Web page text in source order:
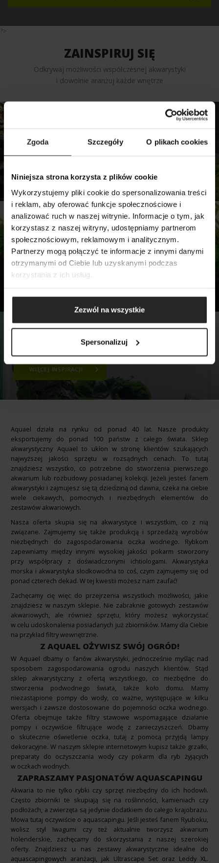
Zgoda Szczegóły O plikach cookies
Niniejsza strona korzysta z plików cookie
Wykorzystujemy pliki cookie do spersonalizowania treści
i reklam, aby oferować funkcje społecznościowe i
analizować ruch w naszej witrynie. Informacje o tym, jak
korzystasz z naszej witryny, udostępniamy partnerom
społecznościowym, reklamowym i analitycznym.
Partnerzy mogą połączyć te informacje z innymi danymi
otrzymanymi od Ciebie lub uzyskanymi podczas
korzystania z ich usług.
Zezwól na wszystkie
Spersonalizuj
?>
ZAINSPIRUJ SIĘ
Odkrywaj możliwości współczesnej akwarystyki
i dowolnie aranżuj każde wnętrze
ciekawy sposób dekoracji wnętrza
MCHARIUM
Niesamowity efekt gwarantowany.
Stwórz oryginalną aranżację
akwariową
INSPIRACJE
Wyjątkowa aranżacja akwarium!
WIĘCEJ INSPIRACJI
Aquael działa na rynku od ponad 40 lat. Nasze produkty
eksportujemy do ponad 100 państw z całego świata. Sklep
akwarystyczny Aquael to ukłon w stronę klientów szukających
najwyższej jakości sprzętu w rozsądnych cenach. To tutaj
znajdziesz wszystko, co potrzebne do stworzenia pierwszego
akwarium lub rozbudowy posiadanej kolekcji. Jeżeli jesteś fanem
akwarystyki i zajmujesz się tą dziedziną od dawna, czeka na ciebie
wiele ciekawych, pomocnych i niezbędnych elementów do
zestawów akwariowych.
Nasza oferta skupia się na akwarystyce i wszystkim, co z nią
związane. Zajmujemy się także produkcją i sprzedażą wyrobów
niezbędnych do zagospodarowania oczka wodnego. Rybkom
zapewniamy między innymi wysokiej jakości pokarm stworzony
przy współpracy z doświadczonymi ichtiologami. Akwarystyka
morska i akwarystyka słodkowodna to coś, czym zajmujemy się od
ponad czterech dekad. W tej kwestii możesz nam zaufać!
Zachęcamy cię więc do przejrzenia wszystkich możliwości, jakie
znajdziesz w naszym sklepie. Nie zabraknie gotowych zestawów
akwariowych, ale również sprzętu, który możesz wykorzystać
w celu udoskonalenia posiadanych już zbiorników. Mamy dla Ciebie
na przykładfiltry wewnętrzne.
Z AQUAEL OŻYWISZ SWÓJ OGRÓD!
W Aquael dbamy o fanów akwarystyki, jednocześnie myśląc nad
sposobem zagospodarowania ogrodu naszych klientów. Stąd
sklep akwarystyczny z ofertą wszystkiego, co niezbędne do
stworzenia podwodnego świata, także koło domu. Mamy
niezastąpione pompy do wody, co ważne, występujące w kilku
wersjach i zawsze dostosowane do pojemności oczka wodnego.
Oferta obejmuje także filtry stawowe wspomagające działanie
pompy i oczywiście filtrujące wodę z zanieczyszczeń. Dbamy
o skuteczne oświetlenie oczka, tutaj z pomocą przyjdą lampy
dekoracyjne. W naszym sklepie internetowym kupisz także grzałki,
preparaty do oczyszczania wody czy pokarm dla ryb żyjących
w oczkach wodnych.
ZAPRASZAMY PASJONATÓW AQUASCAPINGU
Akwaria to nie tylko rybki czy sprzęt niezbędny do ich hodowli.
Często zbiorniki te skupiają się na roślinności, kamieniach czy
podłożach, a zwierzęta są jedynie dodatkiem do całego krajobrazu.
Mowa tutaj oczywiście o aquascapingu. Jeśli jesteś fanem Ryuboku,
wolisz styl Iwagumi czy też aktualnie tworzysz akwarium
holenderskie, zachęcamy do skorzystania z naszej szerokiej
oferty. Znajdziesz u nas zestawy akwarystyczne idealne do
aquascapingowych aranżacji, jak Ultrascape Set oraz Leddy XL.
SZUKAJ